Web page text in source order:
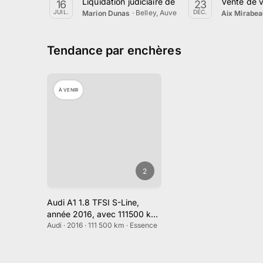
16
JUIL. Marion Dunas · Belley, Auvergne-Rhône-Alpes
23
DÉC. Aix
Tendance par enchères
2
À VENIR
Audi A1 1.8 TFSI S-Line,
année 2016, avec 111500 km
au compteur
Audi · 2016 · 111 500 km · Essence